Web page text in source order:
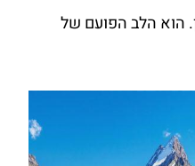
הוא הלב הפועם של